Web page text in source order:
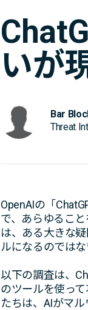
いが
Bar
Threat
OpenAIの「
で、あらゆるこ
は、ある大きな
ルになるのではな
以下の調査は、
のツールを使っ
たちは、AIがマ